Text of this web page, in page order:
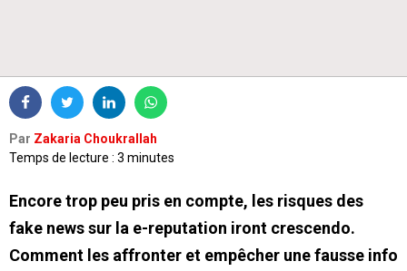
Par Zakaria Choukrallah
Temps de lecture : 3 minutes
Encore trop peu pris en compte, les risques des
fake news sur la e-reputation iront crescendo.
Comment les affronter et empêcher une fausse info